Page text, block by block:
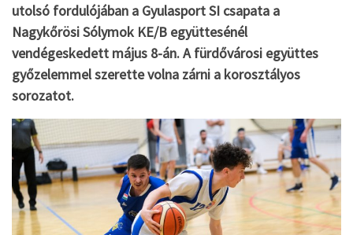
utolsó fordulójában a Gyulasport SI csapata a
Nagykőrösi Sólymok KE/B együttesénél
vendégeskedett május 8-án. A fürdővárosi együttes
győzelemmel szerette volna zárni a korosztályos
sorozatot.